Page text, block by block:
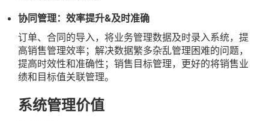
协同管理：效率提升&及时准确
订单、合同的导入，将业务管理数据及时录入系统，提
高销售管理效率；解决数据繁多杂乱管理困难的问题，
提高时效性和准确性；销售目标管理，更好的将销售业
绩和目标值关联管理。
系统管理价值